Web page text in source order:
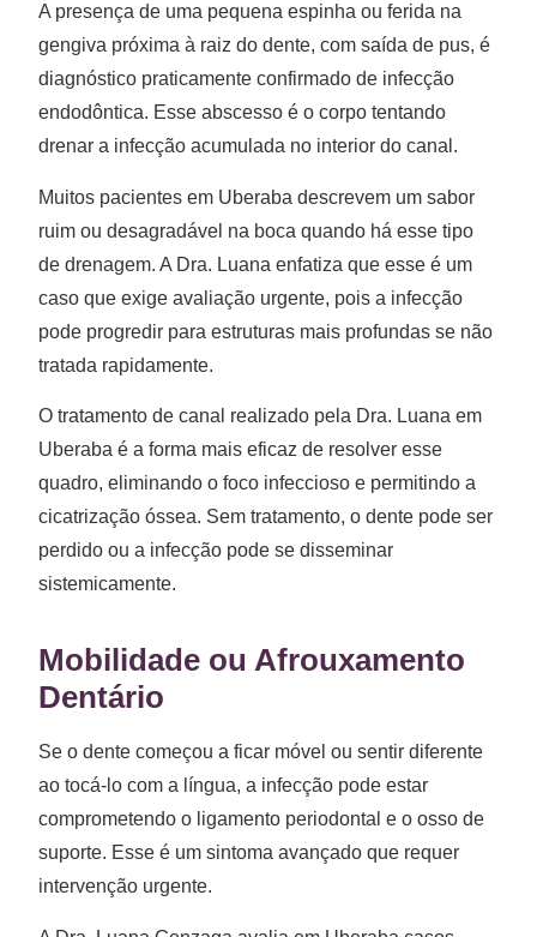
A presença de uma pequena espinha ou ferida na
gengiva próxima à raiz do dente, com saída de pus, é
diagnóstico praticamente confirmado de infecção
endodôntica. Esse abscesso é o corpo tentando
drenar a infecção acumulada no interior do canal.
Muitos pacientes em Uberaba descrevem um sabor
ruim ou desagradável na boca quando há esse tipo
de drenagem. A Dra. Luana enfatiza que esse é um
caso que exige avaliação urgente, pois a infecção
pode progredir para estruturas mais profundas se não
tratada rapidamente.
O tratamento de canal realizado pela Dra. Luana em
Uberaba é a forma mais eficaz de resolver esse
quadro, eliminando o foco infeccioso e permitindo a
cicatrização óssea. Sem tratamento, o dente pode ser
perdido ou a infecção pode se disseminar
sistemicamente.
Mobilidade ou Afrouxamento
Dentário
Se o dente começou a ficar móvel ou sentir diferente
ao tocá-lo com a língua, a infecção pode estar
comprometendo o ligamento periodontal e o osso de
suporte. Esse é um sintoma avançado que requer
intervenção urgente.